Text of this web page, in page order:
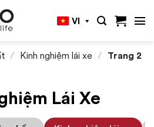
VI
/ Kinh nghiệm lái xe / Trang 2
Lái Xe